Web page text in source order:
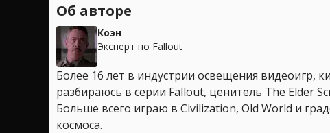
Об авторе
Коэн
Эксперт по Fallout
Более 16 лет в индустрии освещения видеоигр,
разбираюсь в серии Fallout, ценитель The Elder
Больше всего играю в Civilization, Old World и
космоса.